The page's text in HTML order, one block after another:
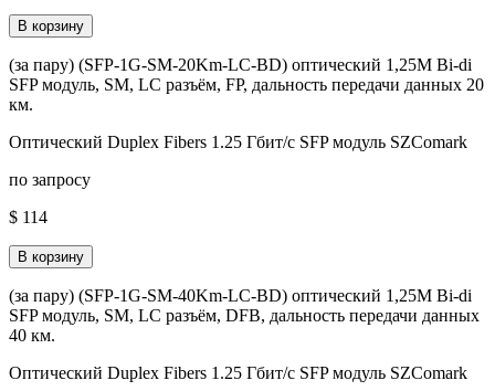
В корзину
(за пару) (SFP-1G-SM-20Km-LC-BD) оптический 1,25M Bi-di
SFP модуль, SM, LC разъём, FP, дальность передачи данных 20
км.
Оптический Duplex Fibers 1.25 Гбит/с SFP модуль SZComark
по запросу
$ 114
В корзину
(за пару) (SFP-1G-SM-40Km-LC-BD) оптический 1,25M Bi-di
SFP модуль, SM, LC разъём, DFB, дальность передачи данных
40 км.
Оптический Duplex Fibers 1.25 Гбит/с SFP модуль SZComark